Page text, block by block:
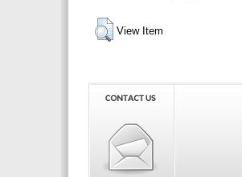
View Item